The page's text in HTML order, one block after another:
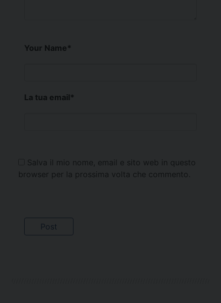
Your Name*
La tua email*
Salva il mio nome, email e sito web in questo
browser per la prossima volta che commento.